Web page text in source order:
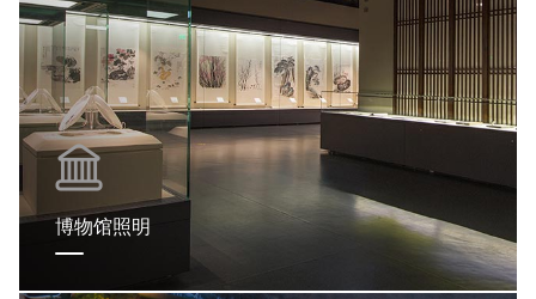
博物馆照明